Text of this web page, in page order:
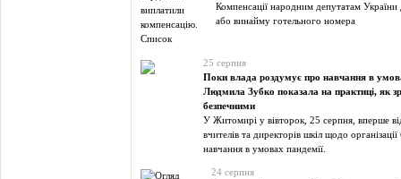
Компенсації народним депутатам
або винайму готельного номера
25 серпня
Поки влада роздумує про навчання в
Людмила Зубко показала на практиці, як
безпечними
У Житомирі у вівторок, 25 серпня, вперше
вчителів та директорів шкіл щодо
навчання в умовах пандемії.
24 серпня